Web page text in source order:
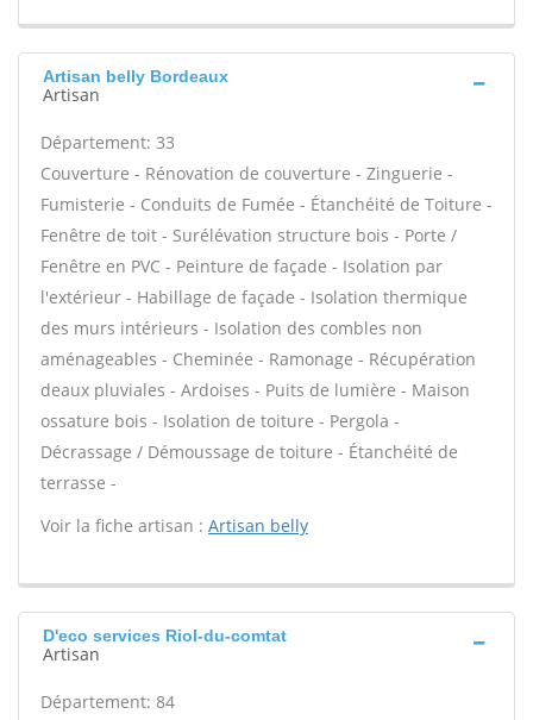
Artisan belly Bordeaux
Artisan
Département: 33
Couverture - Rénovation de couverture - Zinguerie -
Fumisterie - Conduits de Fumée - Étanchéité de Toiture -
Fenêtre de toit - Surélévation structure bois - Porte /
Fenêtre en PVC - Peinture de façade - Isolation par
l'extérieur - Habillage de façade - Isolation thermique
des murs intérieurs - Isolation des combles non
aménageables - Cheminée - Ramonage - Récupération
deaux pluviales - Ardoises - Puits de lumière - Maison
ossature bois - Isolation de toiture - Pergola -
Décrassage / Démoussage de toiture - Étanchéité de
terrasse -
Voir la fiche artisan : Artisan belly
D'eco services Riol-du-comtat
Artisan
Département: 84